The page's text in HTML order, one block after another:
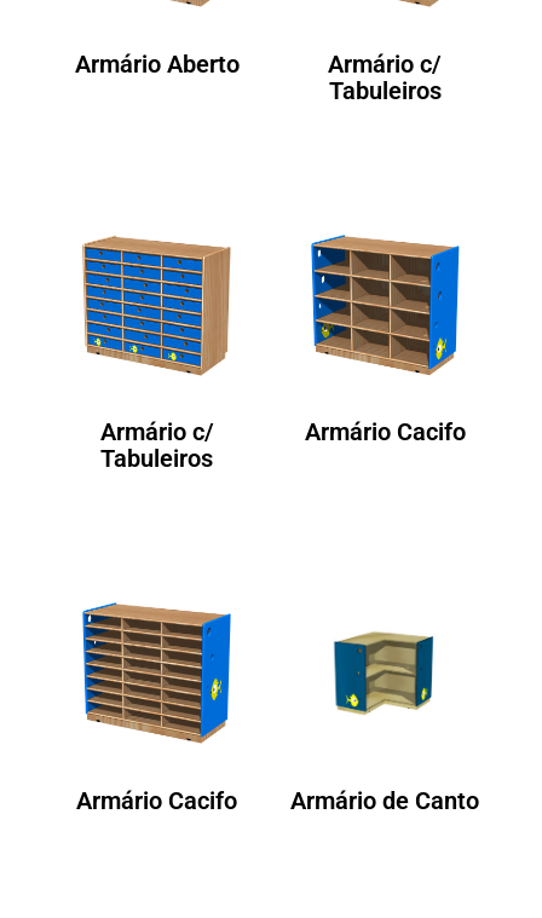
Armário Aberto
Armário c/
Tabuleiros
Armário c/
Tabuleiros
Armário Cacifo
Armário Cacifo Armário de Canto